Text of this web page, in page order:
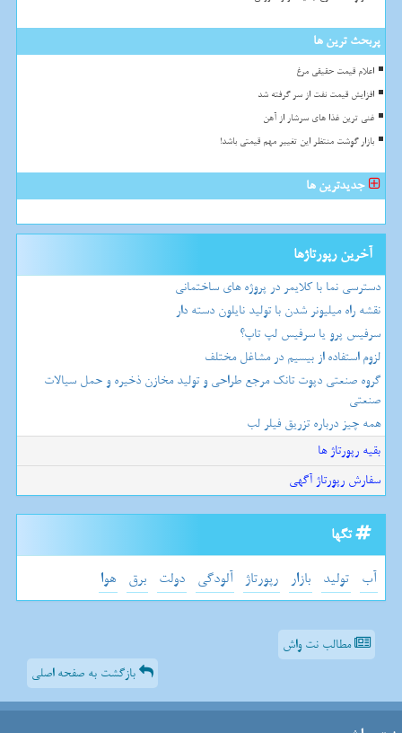
پربحث ترین ها
اعلام قیمت حقیقی مرغ
افزایش قیمت نفت از سر گرفته شد
غنی ترین غذا های سرشار از آهن
بازار گوشت منتظر این تغییر مهم قیمتی باشد!
جدیدترین ها
آخرین رپورتاژها
دسترسی نما با کلایمر در پروژه های ساختمانی
نقشه راه میلیونر شدن با تولید نایلون دسته دار
سرفیس پرو یا سرفیس لپ تاپ؟
لزوم استفاده از بیسیم در مشاغل مختلف
گروه صنعتی دپوت تانک مرجع طراحی و تولید مخازن ذخیره و حمل سیالات
صنعتی
همه چیز درباره تزریق فیلر لب
بقیه رپورتاژ ها
سفارش رپورتاژ آگهی
تگها
آب تولید بازار رپورتاژ آلودگی دولت برق هوا
مطالب نت واش
بازگشت به صفحه اصلی